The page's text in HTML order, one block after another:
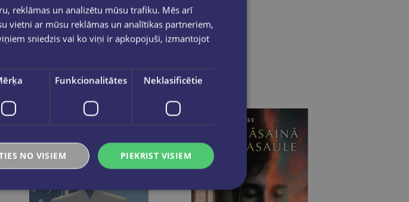
reklāmas un analizētu mūsu trafiku. Mēs arī
vietni ar mūsu reklāmas un analītikas partneriem,
sniedzis vai ko viņi ir apkopojuši, izmantojot
Funkcionalitātes Neklasificētie
PIEKRIST VISIEM
NO VISIEM